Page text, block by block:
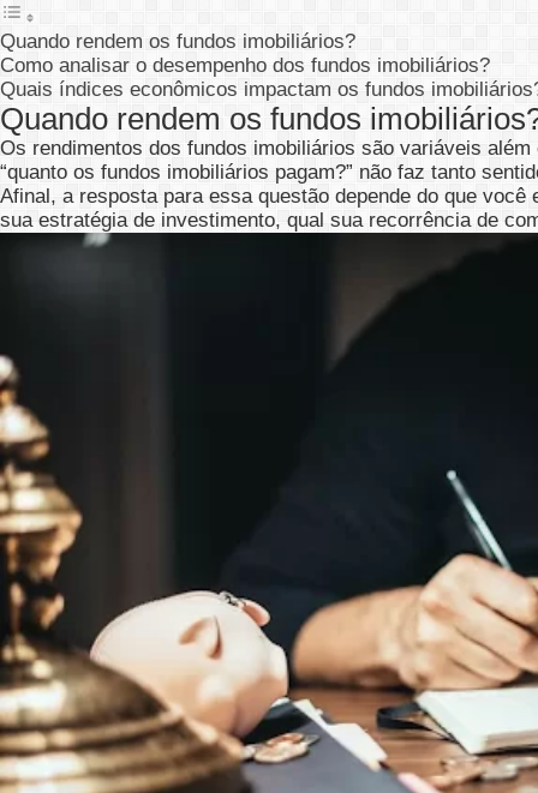
Quando rendem os fundos imobiliários?
Como analisar o desempenho dos fundos imobiliários?
Quais índices econômicos impactam os fundos
Quando rendem os fundos
Os rendimentos dos fundos imobiliários são variáveis
“quanto os fundos imobiliários pagam?” não faz tanto
Afinal, a resposta para essa questão depende do que
sua estratégia de investimento, qual sua recorrência de